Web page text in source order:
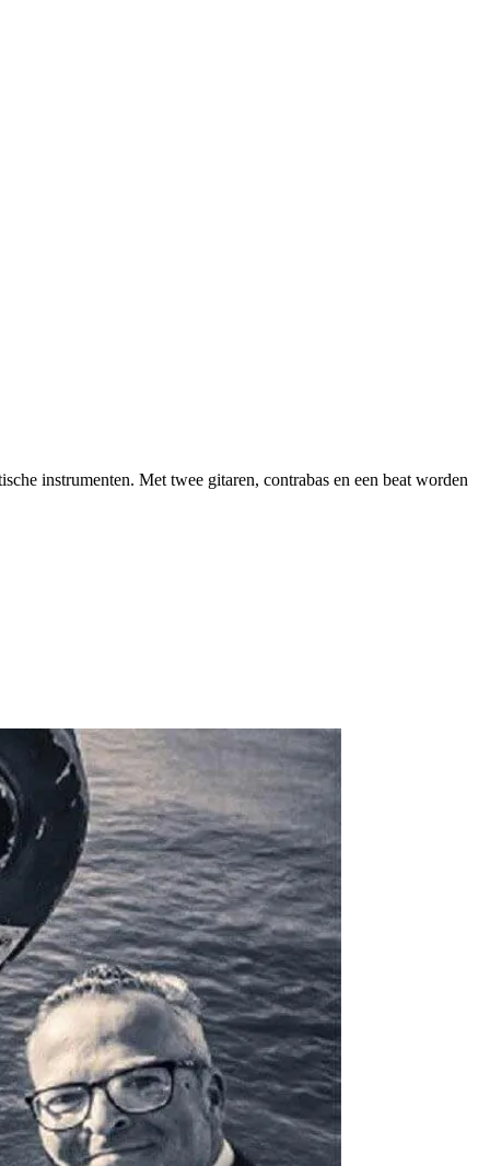
instrumenten. Met twee gitaren, contrabas en een beat worden